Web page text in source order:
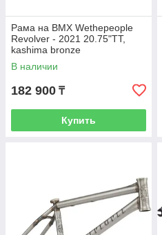
Рама на BMX Wethepeople
Revolver - 2021 20.75"TT,
kashima bronze
В наличии
182 900 ₸
Купить